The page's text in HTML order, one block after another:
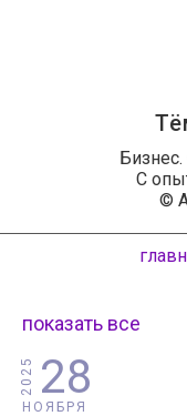
С
©
показать все
28
НОЯБРЯ
2025